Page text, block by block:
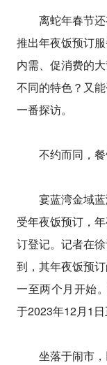
离蛇年春节还
推出年夜饭预订
内需、促消费的
不同的特色？又
一番探访。
不约而同，餐
宴蓝湾金域蓝
受年夜饭预订，
订登记。记者在
到，其年夜饭预
一至两个月开始
于2023年12月1日
坐落于闹市，